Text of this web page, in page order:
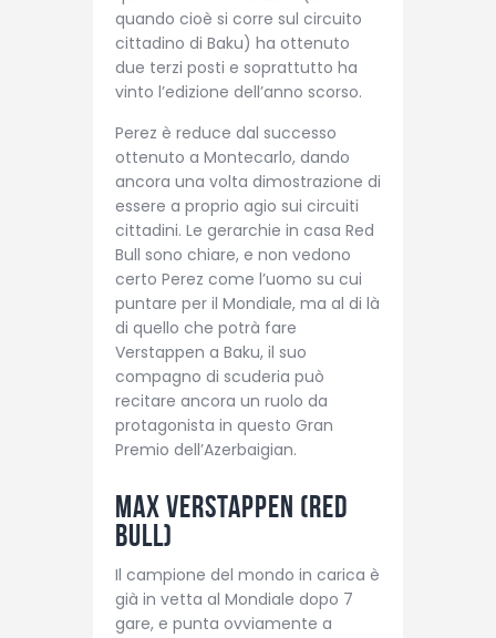
quando cioè si corre sul circuito
cittadino di Baku) ha ottenuto
due terzi posti e soprattutto ha
vinto l’edizione dell’anno scorso.
Perez è reduce dal successo
ottenuto a Montecarlo, dando
ancora una volta dimostrazione di
essere a proprio agio sui circuiti
cittadini. Le gerarchie in casa Red
Bull sono chiare, e non vedono
certo Perez come l’uomo su cui
puntare per il Mondiale, ma al di là
di quello che potrà fare
Verstappen a Baku, il suo
compagno di scuderia può
recitare ancora un ruolo da
protagonista in questo Gran
Premio dell’Azerbaigian.
Max Verstappen (Red
Bull)
Il campione del mondo in carica è
già in vetta al Mondiale dopo 7
gare, e punta ovviamente a